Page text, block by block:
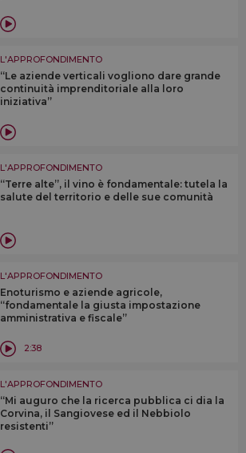
L'APPROFONDIMENTO
“Le aziende verticali vogliono dare grande
continuità imprenditoriale alla loro
iniziativa”
L'APPROFONDIMENTO
“Terre alte”, il vino è fondamentale: tutela la
salute del territorio e delle sue comunità
L'APPROFONDIMENTO
Enoturismo e aziende agricole,
“fondamentale la giusta impostazione
amministrativa e fiscale”
2:38
L'APPROFONDIMENTO
“Mi auguro che la ricerca pubblica ci dia la
Corvina, il Sangiovese ed il Nebbiolo
resistenti”